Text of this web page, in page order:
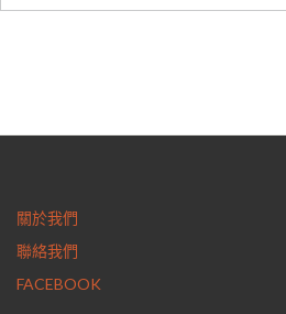
關於我們
聯絡我們
FACEBOOK